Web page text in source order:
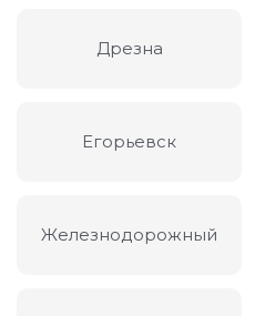
Дрезна
Егорьевск
Железнодорожный